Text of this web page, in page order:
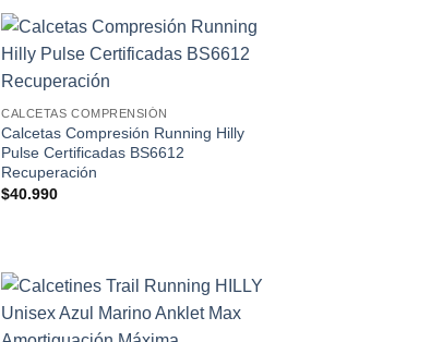
CALCETAS COMPRENSIÓN
Calcetas Compresión Running Hilly
Pulse Certificadas BS6612
Recuperación
$40.990